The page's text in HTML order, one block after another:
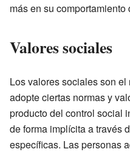
más en su
Valores sociales
Los valores sociales son
adopte ciertas normas y
producto del control social
de forma implícita a través
específicas. Las personas